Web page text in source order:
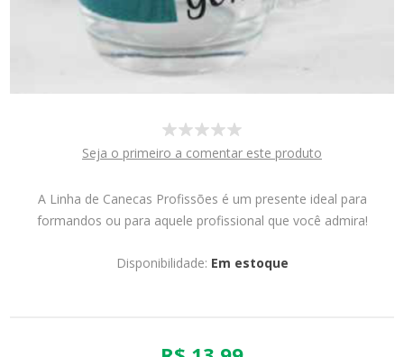
Seja o primeiro a comentar este produto
A Linha de Canecas Profissões é um presente ideal para
formandos ou para aquele profissional que você admira!
Disponibilidade: Em estoque